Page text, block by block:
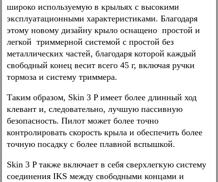
широко используемую в крыльях с высокими
эксплуатационными характеристиками. Благодаря
этому новому дизайну крыло оснащено простой и
легкой триммерной системой с простой без
металлических частей, благодаря которой каждый
свободный конец весит всего 45 г, включая ручки
тормоза и систему триммера.
Таким образом, Skin 3 P имеет более длинный ход
клевант и, следовательно, лучшую пассивную
безопасность. Пилот может более точно
контролировать скорость крыла и обеспечить более
точную посадку с более плавной вспышкой.
Skin 3 P также включает в себя сверхлегкую систему
соединения IKS между свободными концами и